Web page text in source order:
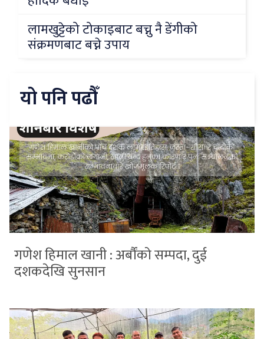
लामखुट्टेको टोकाइबाट बच्नु नै डेंगीको
संक्रमणबाट बच्ने उपाय
यो पनि पढौँ
गणेश हिमाल खानी : अर्बौंको सम्पदा, दुई
दशकदेखि सुनसान